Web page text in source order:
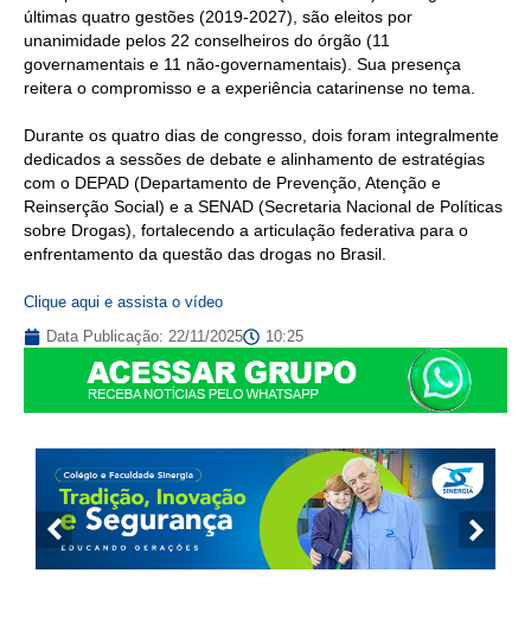
últimas quatro gestões (2019-2027), são eleitos por
unanimidade pelos 22 conselheiros do órgão (11
governamentais e 11 não-governamentais). Sua presença
reitera o compromisso e a experiência catarinense no tema.
Durante os quatro dias de congresso, dois foram integralmente
dedicados a sessões de debate e alinhamento de estratégias
com o DEPAD (Departamento de Prevenção, Atenção e
Reinserção Social) e a SENAD (Secretaria Nacional de Políticas
sobre Drogas), fortalecendo a articulação federativa para o
enfrentamento da questão das drogas no Brasil.
Clique aqui e assista o vídeo
Data Publicação: 22/11/2025 10:25